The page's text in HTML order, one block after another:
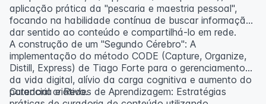
aplicação prática da "pescaria e maestria pessoal",
focando na habilidade contínua de buscar informação,
dar sentido ao conteúdo e compartilhá-lo em rede.
A construção de um "Segundo Cérebro": A
implementação do método CODE (Capture, Organize,
Distill, Express) de Tiago Forte para o gerenciamento
da vida digital, alívio da carga cognitiva e aumento do
potencial criativo.
Curadoria e Redes de Aprendizagem: Estratégias